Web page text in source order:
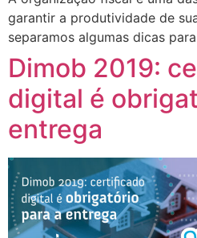
garantir a produtividade de
separamos algumas dicas
Dimob 2019:
digital é
entrega